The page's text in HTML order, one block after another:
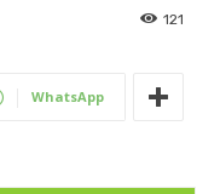
121
WhatsApp